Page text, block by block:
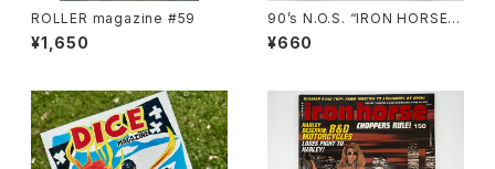
ROLLER magazine #59
¥1,650
90’s N.O.S. “IRON HORSE”
magazine #138(Dec.’95 iss
ue)
¥660